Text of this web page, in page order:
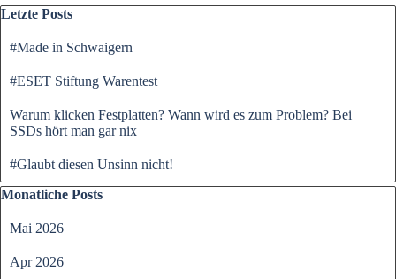
Block überspringen Letzte Posts
Letzte Posts
#Made in Schwaigern
#ESET Stiftung Warentest
Warum klicken Festplatten? Wann wird es zum Problem? Bei
SSDs hört man gar nix
#Glaubt diesen Unsinn nicht!
Block überspringen Monatliche Posts
Monatliche Posts
Mai 2026
Apr 2026